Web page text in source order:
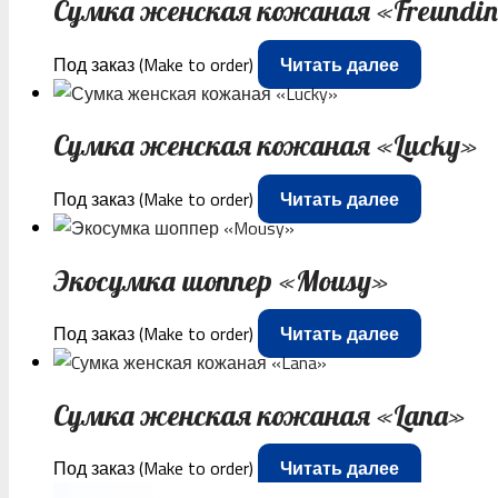
Сумка женская кожаная
Под заказ (Make to order) Читать далее
Сумка женская кожаная «Lucky»
Под заказ (Make to order) Читать далее
Экосумка шоппер «Mousy»
Под заказ (Make to order) Читать далее
Cумка женская кожаная «Lana»
Под заказ (Make to order) Читать далее